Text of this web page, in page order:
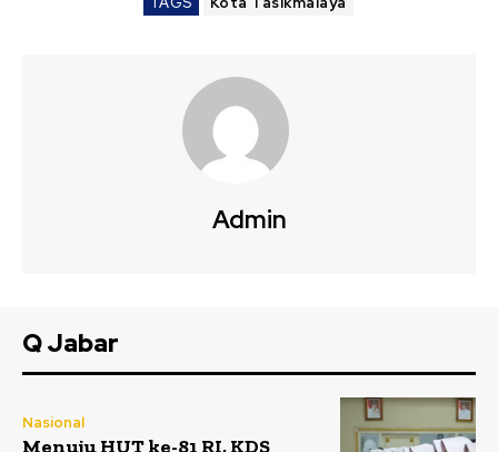
Admin
Q Jabar
Nasional
Menuju HUT ke-81 RI, KDS